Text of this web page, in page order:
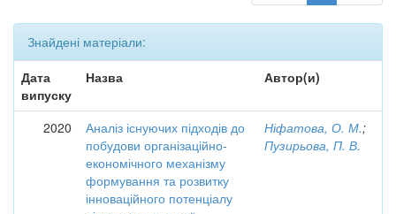
Знайдені матеріали:
Дата
випуску
Назва Автор(и)
2020
Аналіз існуючих підходів до
побудови організаційно-
економічного механізму
формування та розвитку
інноваційного потенціалу
Ніфатова, О. М.;
Пузирьова, П. В.